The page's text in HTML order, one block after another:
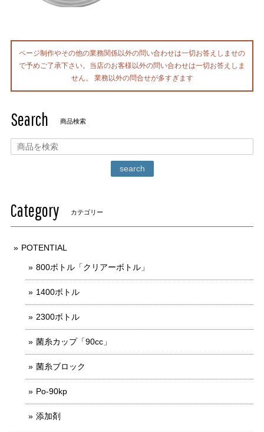
ページ制作やその他の業務関係以外の問い合わせは一切お答えしませの
で予めご了承下さい。当店のお客様以外の問い合わせは一切お答えしま
せん。 業務以外の問合せが多すぎます
Search 商品検索
search
Category カテゴリー
POTENTIAL
800ボトル「クリアーボトル」
1400ボトル
2300ボトル
菌糸カップ「90cc」
菌糸ブロック
Po-90kp
添加剤